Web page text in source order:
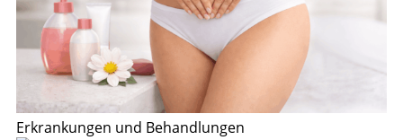
Erkrankungen und Behandlungen